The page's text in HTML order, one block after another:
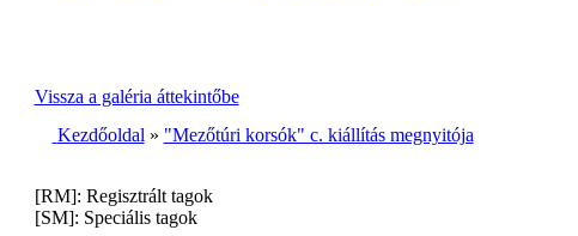
Vissza a galéria áttekintőbe
Kezdőoldal » "Mezőtúri korsók" c. kiállítás megnyitója
[RM]: Regisztrált tagok
[SM]: Speciális tagok